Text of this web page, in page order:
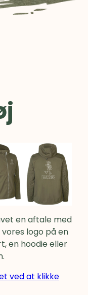
en aftale med
logo på en
en hoodie eller
ved at klikke